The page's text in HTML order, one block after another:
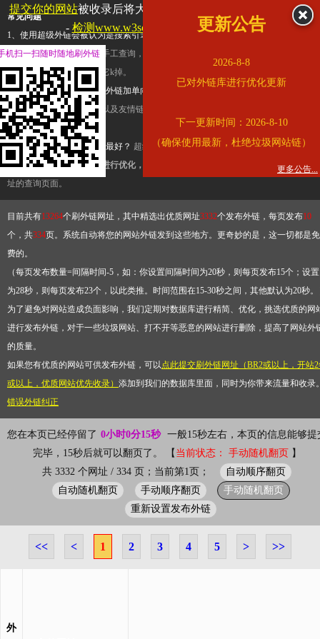
常见问题
1、使用超级外链会被认为是搜索引擎优化作弊吗？ 超级外链只是一个简便而集成
查询工具，模拟的是正常手工查询，不是作弊。如果是作弊，那您可以使用超级外
推广竞争对手的网址，让它k掉。
2、网站优化单纯依靠超级外链加单向链接可行吗？
链，需要结合普通的外链以及友情链接，您可以到站长论坛发布外链，到友情链接
台交换友情链接。
3、如何使用超级外链效果最好？ 超级外链不同于普通的外链，它是动态的链接，
有频繁使用超级外链工具进行优化，才能获得稳定的外链
，最终使搜索引擎收录带
址的查询页面。
目前共有13264个刷外链网址，其中精选出优质网址3332个发布外链，每页发布10
个，共334页。系统自动将您的网站外链发到这些地方。更奇妙的是，这一切都是免
费的。
（每页发布数量=间隔时间-5，如：你设置间隔时间为20秒，则每页发布15个；设置
为28秒，则每页发布23个，以此类推。时间范围在15-30秒之间，其他默认为20秒
为了避免对网站造成负面影响，我们定期对数据库进行精简、优化，挑选优质的网
进行发布外链，对于一些垃圾网站、打不开等恶意的网站进行删除，提高了网站外
的质量。
如果您有优质的网站可供发布外链，可以点此提交刷外链网址（BR2或以上，开站
或以上，优质网站优先收录） 添加到我们的数据库里面，同时为你带来流量和收录
错误外链纠正
您在本页已经停留了 0小时0分15秒 一般15秒左右，本页的信息能够提
完毕，15秒后就可以翻页了。 【 当前状态： 手动随机翻页 】
共 3332 个网址 / 334 页；当前第1页；
自动顺序翻页
自动随机翻页
手动顺序翻页
手动随机翻页
重新设置发布外链
<< < 1 2 3 4 5 > >>
外
提交你的网站被收录后将大幅提升流量和外链，
查看展示页面
- 检测www.w3school.com.cn是否收录
更新公告
2026-8-8
已对外链库进行优化更新
下一更新时间：2026-8-10
（确保使用最新，杜绝垃圾网站链）
更多公告...
机扫一扫随时随地刷外链